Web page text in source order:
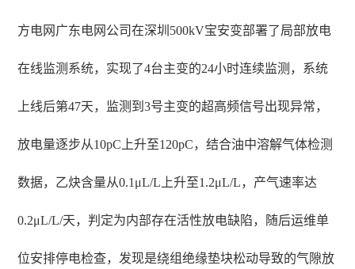
方电网广东电网公司在深圳500kV宝安变部署了局部放电
在线监测系统，实现了4台主变的24小时连续监测，系统
上线后第47天，监测到3号主变的超高频信号出现异常，
放电量逐步从10pC上升至120pC，结合油中溶解气体检测
数据，乙炔含量从0.1μL/L上升至1.2μL/L，产气速率达
0.2μL/L/天，判定为内部存在活性放电缺陷，随后运维单
位安排停电检查，发现是绕组绝缘垫块松动导致的气隙放